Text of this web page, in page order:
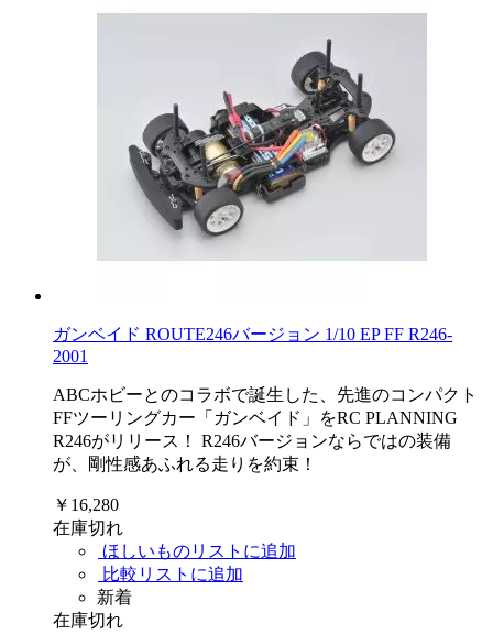
ガンベイド ROUTE246バージョン 1/10 EP FF R246-
2001
ABCホビーとのコラボで誕生した、先進のコンパクト
FFツーリングカー「ガンベイド」をRC PLANNING
R246がリリース！ R246バージョンならではの装備
が、剛性感あふれる走りを約束！
￥16,280
在庫切れ
ほしいものリストに追加
比較リストに追加
新着
在庫切れ